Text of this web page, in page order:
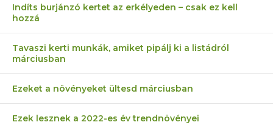
Indíts burjánzó kertet az erkélyeden – csak ez kell
hozzá
Tavaszi kerti munkák, amiket pipálj ki a listádról
márciusban
Ezeket a növényeket ültesd márciusban
Ezek lesznek a 2022-es év trendnövényei